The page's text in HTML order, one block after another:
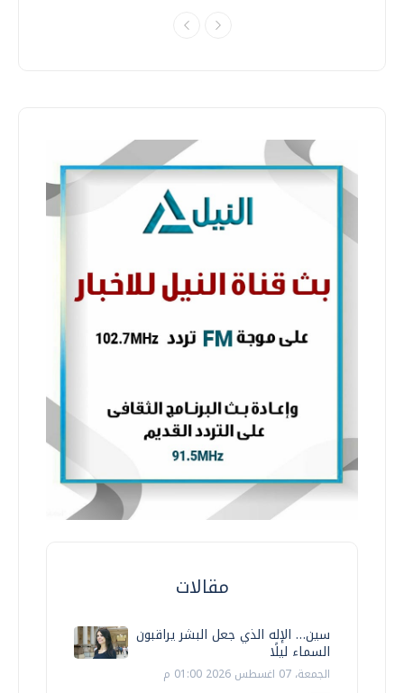
مقالات
سين… الإله الذي جعل البشر يراقبون
السماء ليلًا
الجمعة، 07 اغسطس 2026 01:00 م